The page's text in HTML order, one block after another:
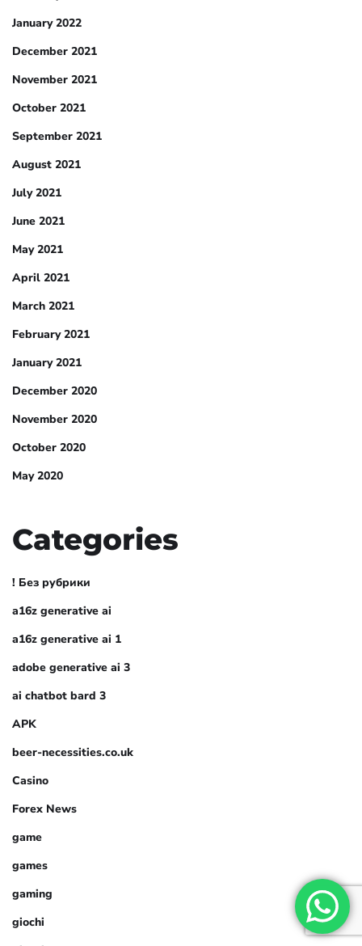
January 2022
December 2021
November 2021
October 2021
September 2021
August 2021
July 2021
June 2021
May 2021
April 2021
March 2021
February 2021
January 2021
December 2020
November 2020
October 2020
May 2020
Categories
! Без рубрики
a16z generative ai
a16z generative ai 1
adobe generative ai 3
ai chatbot bard 3
APK
beer-necessities.co.uk
Casino
Forex News
game
games
gaming
giochi